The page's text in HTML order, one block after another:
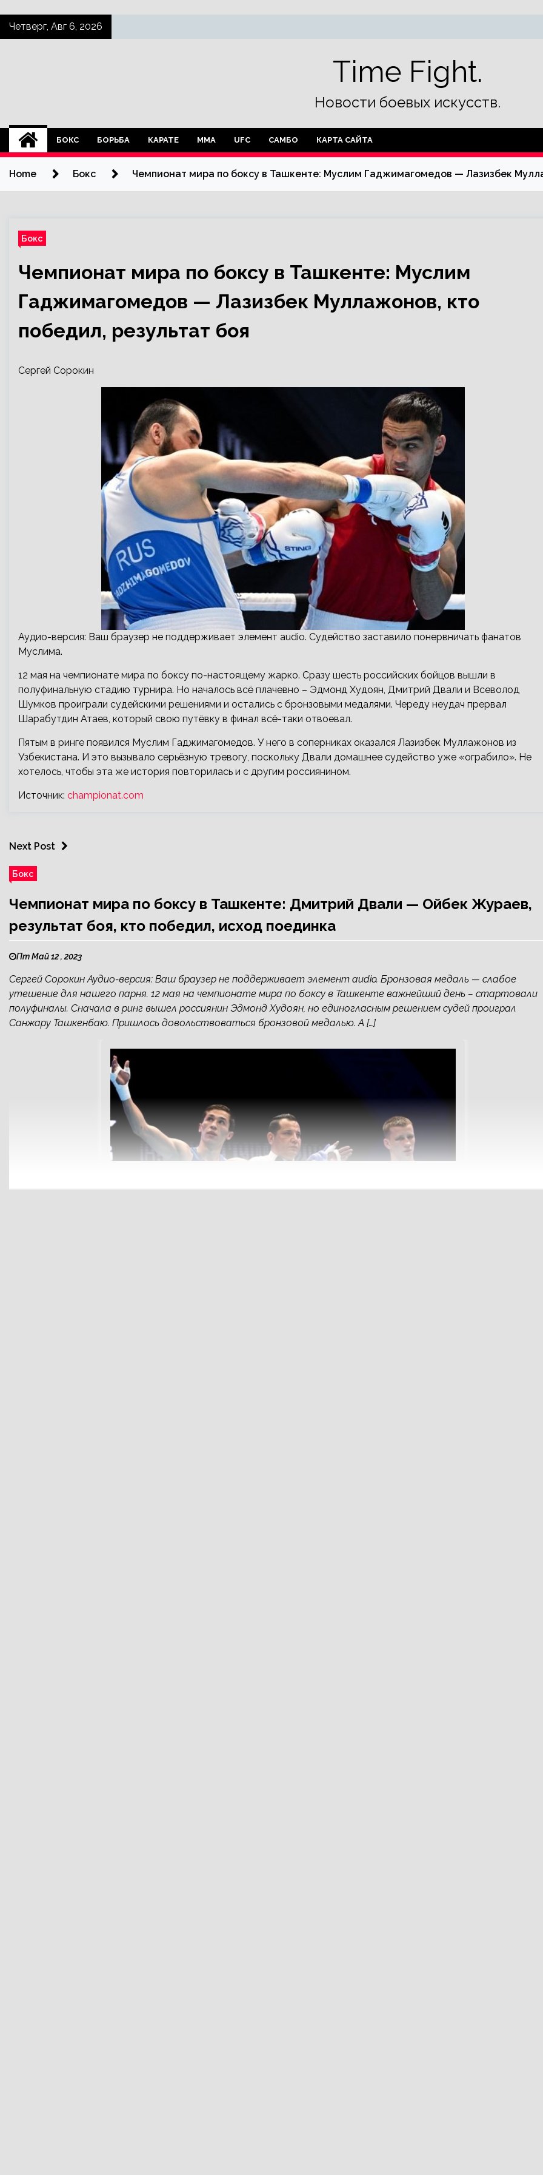
SkipЧетверг, Авг 6, 2026
Time Fight.
Новости боевых искусств.
БОКС БОРЬБА КАРАТЕ ММА UFC САМБО КАРТА САЙТА
Home Бокс Чемпионат мира по боксу в Ташкенте: Муслим Гаджимагомедов — Лазизбек
Бокс
Чемпионат мира по боксу в Ташкенте: Муслим
Гаджимагомедов — Лазизбек Муллажонов, кто
победил, результат боя
Сергей Сорокин
Аудио-версия: Ваш браузер не поддерживает элемент audio. Судейство заставило понервничать фанатов
Муслима.
12 мая на чемпионате мира по боксу по-настоящему жарко. Сразу шесть российских бойцов вышли в
полуфинальную стадию турнира. Но началось всё плачевно – Эдмонд Худоян, Дмитрий Двали и Всеволод
Шумков проиграли судейскими решениями и остались с бронзовыми медалями. Череду неудач прервал
Шарабутдин Атаев, который свою путёвку в финал всё-таки отвоевал.
Пятым в ринге появился Муслим Гаджимагомедов. У него в соперниках оказался Лазизбек Муллажонов из
Узбекистана. И это вызывало серьёзную тревогу, поскольку Двали домашнее судейство уже «ограбило». Не
хотелось, чтобы эта же история повторилась и с другим россиянином.
Источник: championat.com
Next Post
Бокс
Чемпионат мира по боксу в Ташкенте: Дмитрий Двали — Ойбек Жураев,
результат боя, кто победил, исход поединка
Пт Май 12 , 2023
Сергей Сорокин Аудио-версия: Ваш браузер не поддерживает элемент audio. Бронзовая медаль — слабое
утешение для нашего парня. 12 мая на чемпионате мира по боксу в Ташкенте важнейший день – стартовали
полуфиналы. Сначала в ринг вышел россиянин Эдмонд Худоян, но единогласным решением судей проиграл
Санжару Ташкенбаю. Пришлось довольствоваться бронзовой медалью. А […]